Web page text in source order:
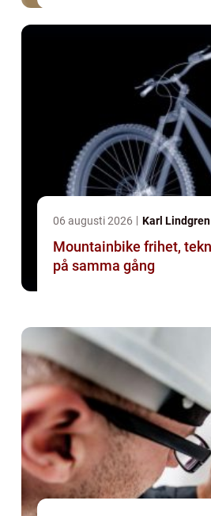
06 augusti 2026 Karl Lindgren
Mountainbike frihet, teknik och natur
på samma gång